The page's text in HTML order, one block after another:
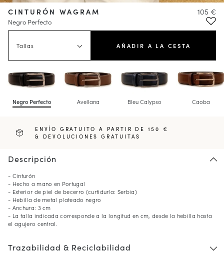
CINTURÓN WAGRAM
Negro Perfecto
105 €
Tallas AÑADIR A LA CESTA
Negro Perfecto Avellana Bleu Calypso Caoba
ENVÍO GRATUITO A PARTIR DE 150 €
& DEVOLUCIONES GRATUITAS
Descripción
- Cinturón
- Hecho a mano en Portugal
- Exterior de piel de becerro (curtiduría: Serbia)
- Hebilla de metal plateado negro
- Anchura: 3 cm
- La talla indicada corresponde a la longitud en cm, desde la hebilla hasta
el agujero central.
Trazabilidad & Reciclabilidad